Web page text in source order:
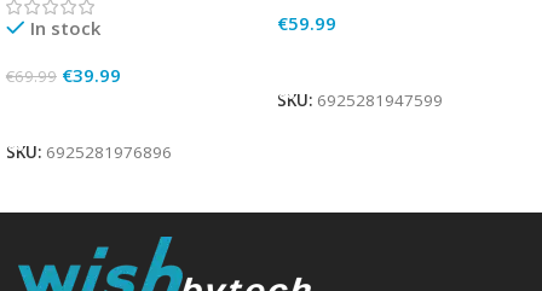
In stock
€69.99 €39.99
SKU: 6925281976896
€59.99
SKU: 6925281947599